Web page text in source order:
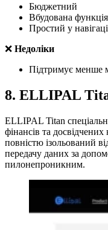
Бюджетний
Вбудована функція
Простий у
❌ Недоліки
Підтримує менше
8. ELLIPAL
ELLIPAL Titan
фінансів та
повністю ізольований
передачу даних за
пилонепроникним.